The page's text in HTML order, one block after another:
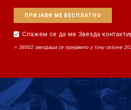
Слажем се да ме Звезда
⭐ 38502 звездаша се пријавило у току сезоне